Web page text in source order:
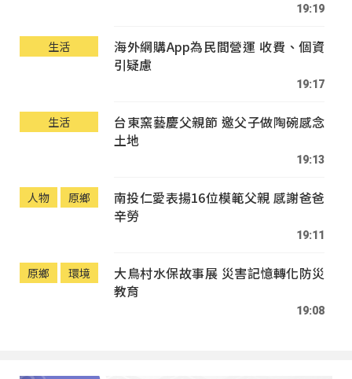
19:19
生活
海外網購App為民間營運 收費、個資
引疑慮
19:17
生活
台東窯藝慶父親節 邀父子做陶碗感念
土地
19:13
人物 原鄉
南投仁愛表揚16位模範父親 感謝爸爸
辛勞
19:11
原鄉 環境
大鳥村水保故事展 災害記憶轉化防災
教育
19:08